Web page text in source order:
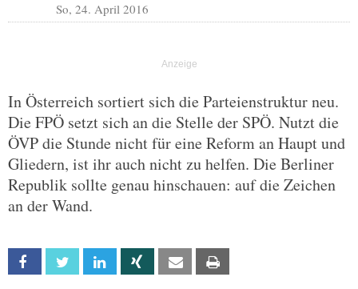
So, 24. April 2016
In Österreich sortiert sich die Parteienstruktur neu.
Die FPÖ setzt sich an die Stelle der SPÖ. Nutzt die
ÖVP die Stunde nicht für eine Reform an Haupt und
Gliedern, ist ihr auch nicht zu helfen. Die Berliner
Republik sollte genau hinschauen: auf die Zeichen
an der Wand.
Facebook Twitter Linkedin Xing Email